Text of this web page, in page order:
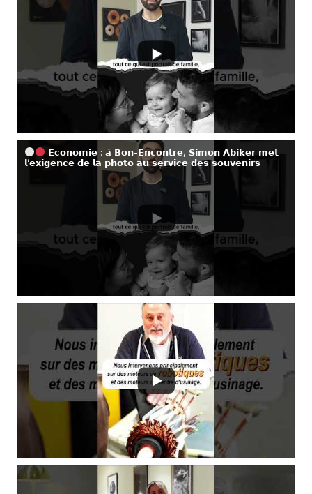
𝗘𝗰𝗼𝗻𝗼𝗺𝗶𝗲 : 𝗮̀ 𝗕𝗼𝗻-𝗘𝗻𝗰𝗼𝗻𝘁𝗿𝗲, 𝗦𝗶𝗺𝗼𝗻 𝗔𝗯𝗶𝗸𝗲𝗿 𝗺𝗲𝘁
𝗹’𝗲𝘅𝗶𝗴𝗲𝗻𝗰𝗲 𝗱𝗲 𝗹𝗮 𝗽𝗵𝗼𝘁𝗼 𝗮𝘂 𝘀𝗲𝗿𝘃𝗶𝗰𝗲 𝗱𝗲𝘀 𝘀𝗼𝘂𝘃𝗲𝗻𝗶𝗿𝘀